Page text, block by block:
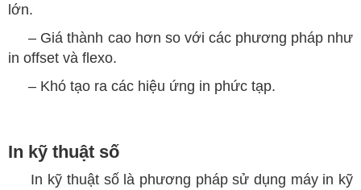
lớn.
– Giá thành cao hơn so với các phương pháp như
in offset và flexo.
– Khó tạo ra các hiệu ứng in phức tạp.
In kỹ thuật số
In kỹ thuật số là phương pháp sử dụng máy in kỹ